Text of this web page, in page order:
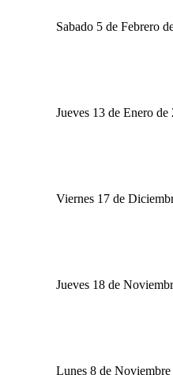
Sabado 5 de Febrero
Jueves 13 de Enero de
Viernes 17 de
Jueves 18 de
Lunes 8 de Noviembre